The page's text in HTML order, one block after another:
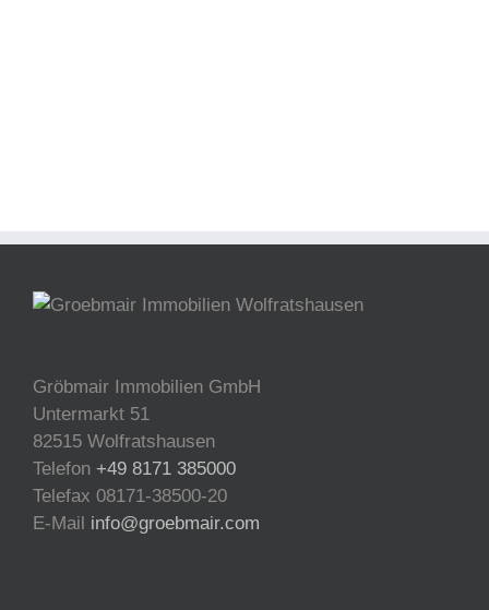
Gröbmair Immobilien GmbH
Untermarkt 51
82515 Wolfratshausen
Telefon +49 8171 385000
Telefax 08171-38500-20
E-Mail info@groebmair.com